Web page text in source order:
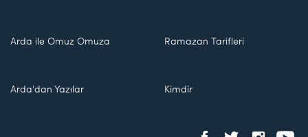
Arda ile Omuz Omuza Ramazan Tarifleri
Arda'dan Yazılar Kimdir